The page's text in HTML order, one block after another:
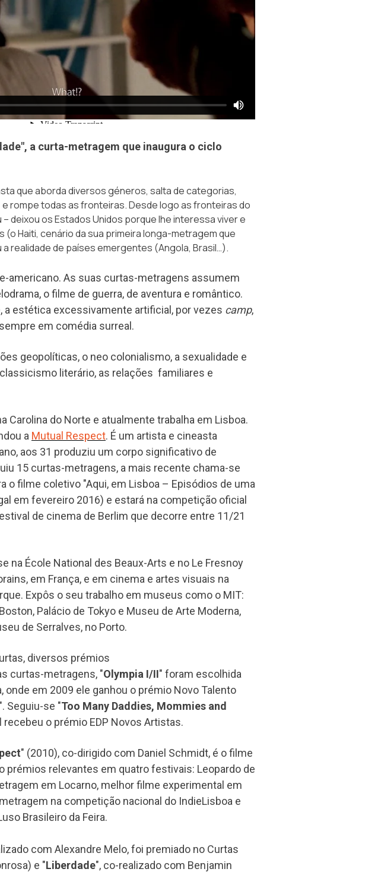
a curta-metragem que inaugura o ciclo
que aborda diversos géneros, salta de categorias,
rompe todas as fronteiras. Desde logo as fronteiras do
deixou os Estados Unidos porque lhe interessa viver e
Haiti, cenário da sua primeira longa-metragem que
a realidade de países emergentes (Angola, Brasil…).
americano. As suas curtas-metragens assumem
o filme de guerra, de aventura e romântico.
a estética excessivamente artificial, por vezes camp,
em comédia surreal.
geopolíticas, o neo colonialismo, a sexualidade e
literário, as relações familiares e
Carolina do Norte e atualmente trabalha em Lisboa.
a Mutual Respect. É um artista e cineasta
aos 31 produziu um corpo significativo de
15 curtas-metragens, a mais recente chama-se
o filme coletivo "Aqui, em Lisboa – Episódios de uma
em fevereiro 2016) e estará na competição oficial
de cinema de Berlim que decorre entre 11/21
na École National des Beaux-Arts e no Le Fresnoy
em França, e em cinema e artes visuais na
Expôs o seu trabalho em museus como o MIT:
Palácio de Tokyo e Museu de Arte Moderna,
de Serralves, no Porto.
diversos prémios
curtas-metragens, "Olympia I/II" foram escolhida
onde em 2009 ele ganhou o prémio Novo Talento
". Seguiu-se "Too Many Daddies, Mommies and
recebeu o prémio EDP Novos Artistas.
" (2010), co-dirigido com Daniel Schmidt, é o filme
prémios relevantes em quatro festivais: Leopardo de
em Locarno, melhor filme experimental em
na competição nacional do IndieLisboa e
Brasileiro da Feira.
com Alexandre Melo, foi premiado no Curtas
e "Liberdade", co-realizado com Benjamin